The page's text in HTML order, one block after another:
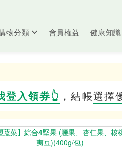
物分類 會員權益 健康知識
登入領券👆 ，結帳選擇